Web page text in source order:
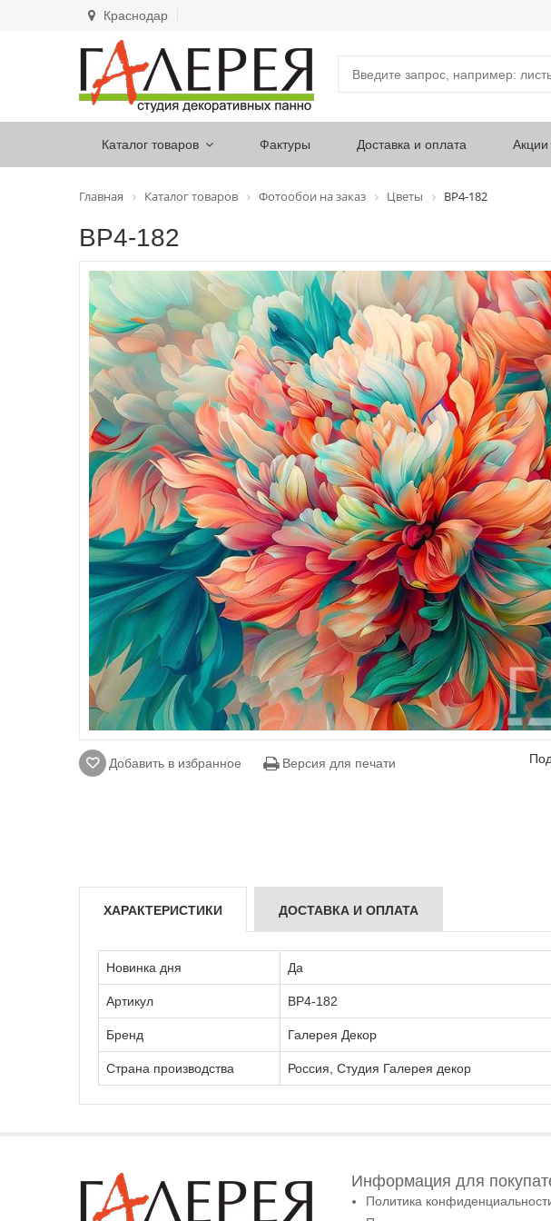
Краснодар
Каталог товаров Фактуры Доставка и оплата Акции
Главная Каталог товаров Фотообои на заказ Цветы ВР4-182
ВР4-182
Добавить в избранное Версия для печати
ХАРАКТЕРИСТИКИ ДОСТАВКА И ОПЛАТА
Новинка дня Да
Артикул ВР4-182
Бренд Галерея Декор
Страна производства Россия, Студия Галерея декор
Информация для
Политика